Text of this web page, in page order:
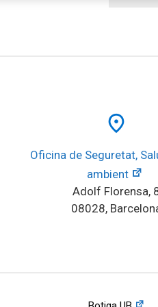
place
Oficina de Seguretat,
ambient
Adolf Florensa,
08028,